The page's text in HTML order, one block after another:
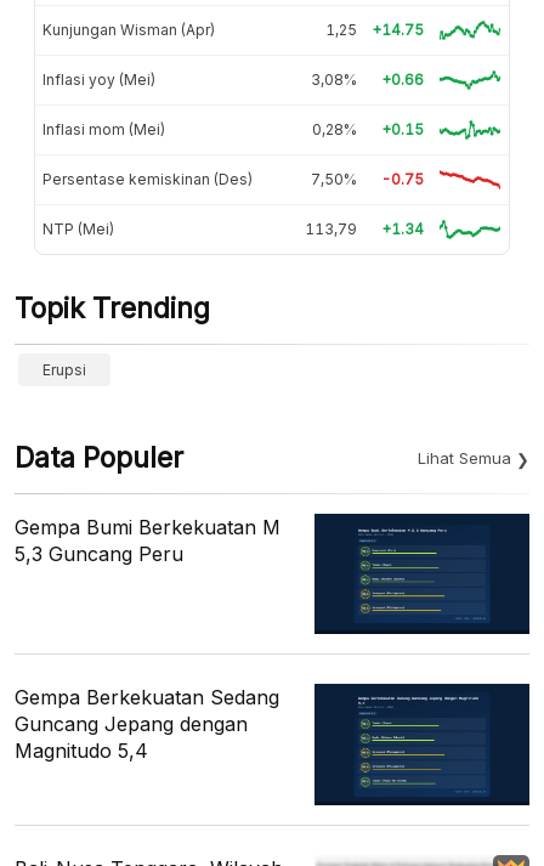
Kunjungan Wisman (Apr) 1,25 +14.75
Inflasi yoy (Mei) 3,08% +0.66
Inflasi mom (Mei) 0,28% +0.15
Persentase kemiskinan (Des) 7,50% -0.75
NTP (Mei) 113,79 +1.34
Topik Trending
Erupsi
Data Populer Lihat Semua
Gempa Bumi Berkekuatan M
5,3 Guncang Peru
Gempa Berkekuatan Sedang
Guncang Jepang dengan
Magnitudo 5,4